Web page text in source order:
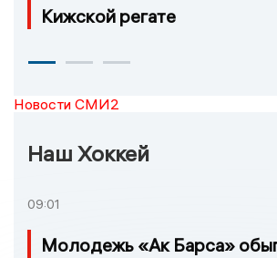
Кижской регате
Новости СМИ2
Наш Хоккей
09:01
Молодежь «Ак Барса»